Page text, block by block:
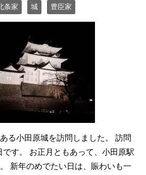
条家 城 豊臣家
る小田原城を訪問しました。 訪問
です。 お正月ともあって、小田原駅
新年のめでたい日は、賑わいも一